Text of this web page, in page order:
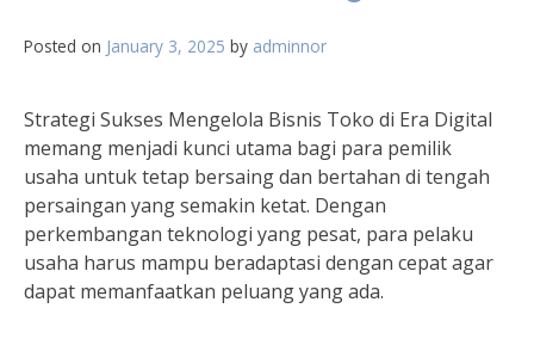
Posted on January 3, 2025 by adminnor
Strategi Sukses Mengelola Bisnis Toko di Era Digital
memang menjadi kunci utama bagi para pemilik
usaha untuk tetap bersaing dan bertahan di tengah
persaingan yang semakin ketat. Dengan
perkembangan teknologi yang pesat, para pelaku
usaha harus mampu beradaptasi dengan cepat agar
dapat memanfaatkan peluang yang ada.